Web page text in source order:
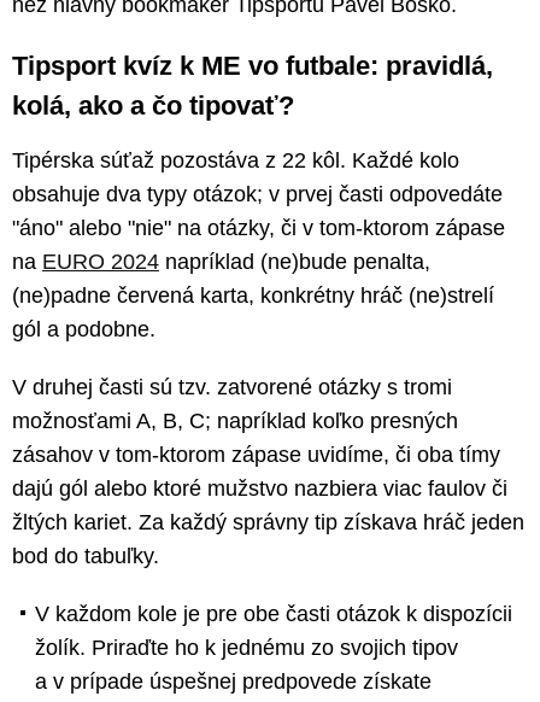
než hlavný bookmaker Tipsportu Pavel Boško.
Tipsport kvíz k ME vo futbale: pravidlá,
kolá, ako a čo tipovať?
Tipérska súťaž pozostáva z 22 kôl. Každé kolo
obsahuje dva typy otázok; v prvej časti odpovedáte
"áno" alebo "nie" na otázky, či v tom-ktorom zápase
na EURO 2024 napríklad (ne)bude penalta,
(ne)padne červená karta, konkrétny hráč (ne)strelí
gól a podobne.
V druhej časti sú tzv. zatvorené otázky s tromi
možnosťami A, B, C; napríklad koľko presných
zásahov v tom-ktorom zápase uvidíme, či oba tímy
dajú gól alebo ktoré mužstvo nazbiera viac faulov či
žltých kariet. Za každý správny tip získava hráč jeden
bod do tabuľky.
V každom kole je pre obe časti otázok k dispozícii
žolík. Priraďte ho k jednému zo svojich tipov
a v prípade úspešnej predpovede získate